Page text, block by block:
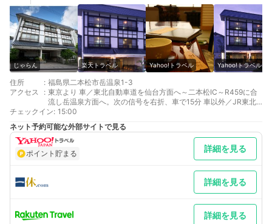
じゃらん 楽天トラベル Yahoo!トラベル Yahoo!トラベル
住所 : 福島県二本松市岳温泉1-3
アクセス
: 東京より 車／東北自動車道を仙台方面へ～二本松IC～R459に合
流し岳温泉方面へ。次の信号を右折、車で15分 車以外／JR東北
新幹線郡山駅乗換、二本松駅下車、福島交通バス岳温泉下車
仙台より 車／東北自動車道を東京方面へ～二本松IC～R459に合
流し岳温泉方面へ。次の信号を右折、車で15分 車以外／JR東北
新幹線郡山駅乗換、二本松駅下車、福島交通バス岳温泉下車
最寄り駅１ 二本松
最寄り駅２ 本宮
補足 車／無料駐車場は20台まで収容可能です 車以外／JR二本松
チェックイン: 15:00
ネット予約可能な外部サイトで見る
ポイント貯まる 詳細を見る
詳細を見る
詳細を見る